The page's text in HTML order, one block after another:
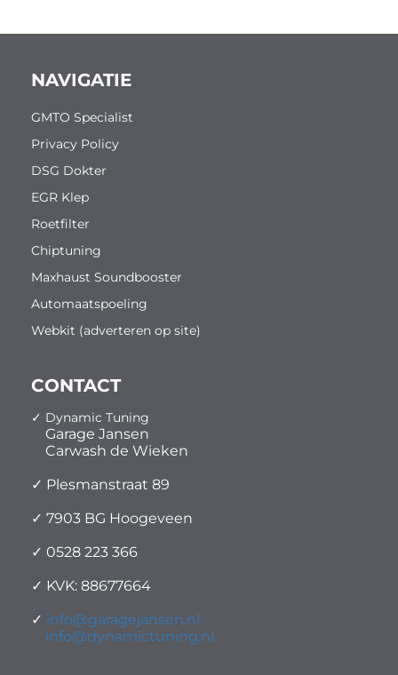
NAVIGATIE
GMTO Specialist
Privacy Policy
DSG Dokter
EGR Klep
Roetfilter
Chiptuning
Maxhaust Soundbooster
Automaatspoeling
Webkit (adverteren op site)
CONTACT
✓ Dynamic Tuning
Garage Jansen
Carwash de Wieken
✓ Plesmanstraat 89
✓ 7903 BG Hoogeveen
✓ 0528 223 366
✓ KVK: 88677664
✓ info@garagejansen.nl
info@dynamictuning.nl